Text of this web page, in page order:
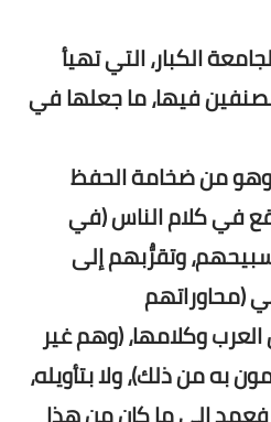
الكبار، التي تهيأ
فيها، ما جعلها في
وهو من ضخامة الحفظ
في كلام الناس (في
وتقرُّبهم إلى
(محاوراتهم
وكلامها، (وهم غير
به من ذلك)، ولا بتأويله،